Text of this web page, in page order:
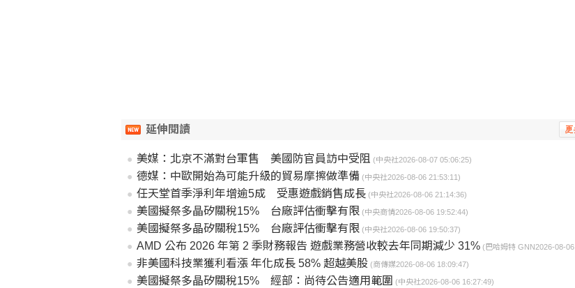
延伸閱讀
美媒：北京不滿對台軍售 美國防官員訪中受阻 (中央社2026-08-07 05:06:25)
德媒：中歐開始為可能升級的貿易摩擦做準備 (中央社2026-08-06 21:53:11)
任天堂首季淨利年增逾5成 受惠遊戲銷售成長 (中央社2026-08-06 21:14:36)
美國擬祭多晶矽關稅15% 台廠評估衝擊有限 (中央商情2026-08-06 19:52:44)
美國擬祭多晶矽關稅15% 台廠評估衝擊有限 (中央社2026-08-06 19:50:37)
AMD 公布 2026 年第 2 季財務報告 遊戲業務營收較去年同期減少 31% (巴哈姆特 GNN2026-08-06 18:44:09)
非美國科技業獲利看漲 年化成長 58% 超越美股 (商傳媒2026-08-06 18:09:47)
美國擬祭多晶矽關稅15% 經部：尚待公告適用範圍 (中央社2026-08-06 16:27:49)